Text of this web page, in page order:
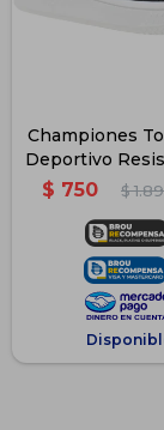
Championes
Deportivo
$ 750 $